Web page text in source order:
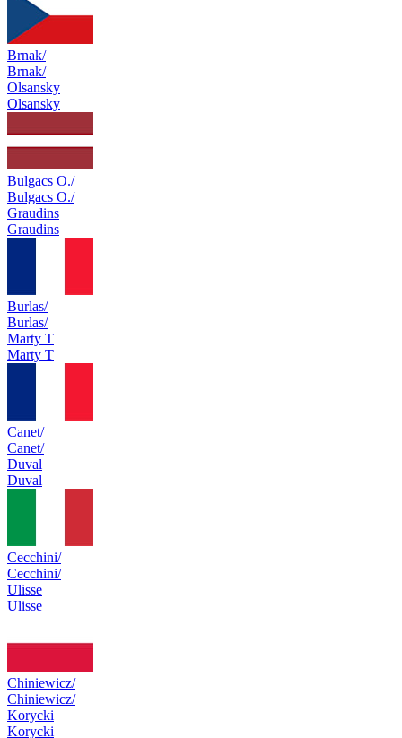
Brnak/
Brnak/
Olsansky
Olsansky
Bulgacs O./
Bulgacs O./
Graudins
Graudins
Burlas/
Burlas/
Marty T
Marty T
Canet/
Canet/
Duval
Duval
Cecchini/
Cecchini/
Ulisse
Ulisse
Chiniewicz/
Chiniewicz/
Korycki
Korycki